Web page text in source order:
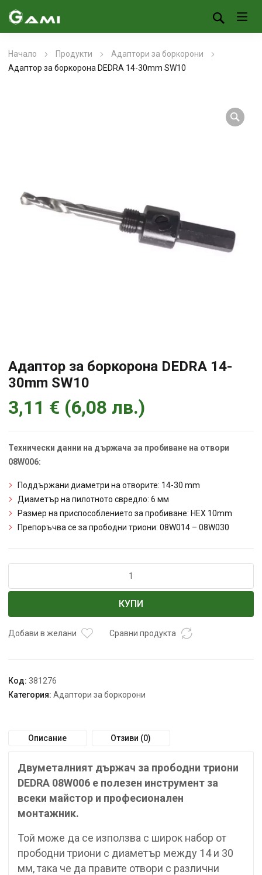
Начало Продукти
Адаптори за боркорони
Адаптор за боркорона DEDRA 14-30mm SW10
Адаптор за боркорона DEDRA 14-
30mm SW10
3,11 € (6,08 лв.)
Технически данни на държача за пробиване на отвори
08W006:
Поддържани диаметри на отворите: 14-30 mm
Диаметър на пилотното свредло: 6 мм
Размер на приспособлението за пробиване: HEX 10mm
Препоръчва се за прободни триони: 08W014 – 08W030
Адаптор
DEDRA
КУПИ
Добави в желани Сравни продукта
Код: 381276
Категория: Адаптори за боркорони
Описание Отзиви (0)
Двуметалният държач за прободни триони
DEDRA 08W006 е полезен инструмент за
всеки майстор и професионален
монтажник.
Той може да се използва с широк набор от
прободни триони с диаметър между 14 и 30
мм, така че да правите отвори с различни